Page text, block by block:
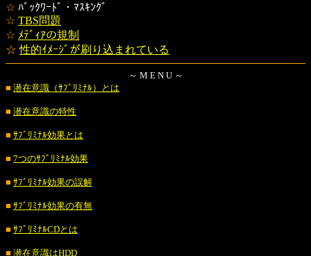
☆ ﾊﾞｯｸﾜｰﾄﾞ・ﾏｽｷﾝｸﾞ
☆ TBS問題
☆ ﾒﾃﾞｨｱの規制
☆ 性的ｲﾒｰｼﾞが刷り込まれている
～ M E N U ～
■ 潜在意識（ｻﾌﾞﾘﾐﾅﾙ）とは
■ 潜在意識の特性
■ ｻﾌﾞﾘﾐﾅﾙ効果とは
■ 7つのｻﾌﾞﾘﾐﾅﾙ効果
■ ｻﾌﾞﾘﾐﾅﾙ効果の誤解
■ ｻﾌﾞﾘﾐﾅﾙ効果の有無
■ ｻﾌﾞﾘﾐﾅﾙCDとは
■ 潜在意識はHDD